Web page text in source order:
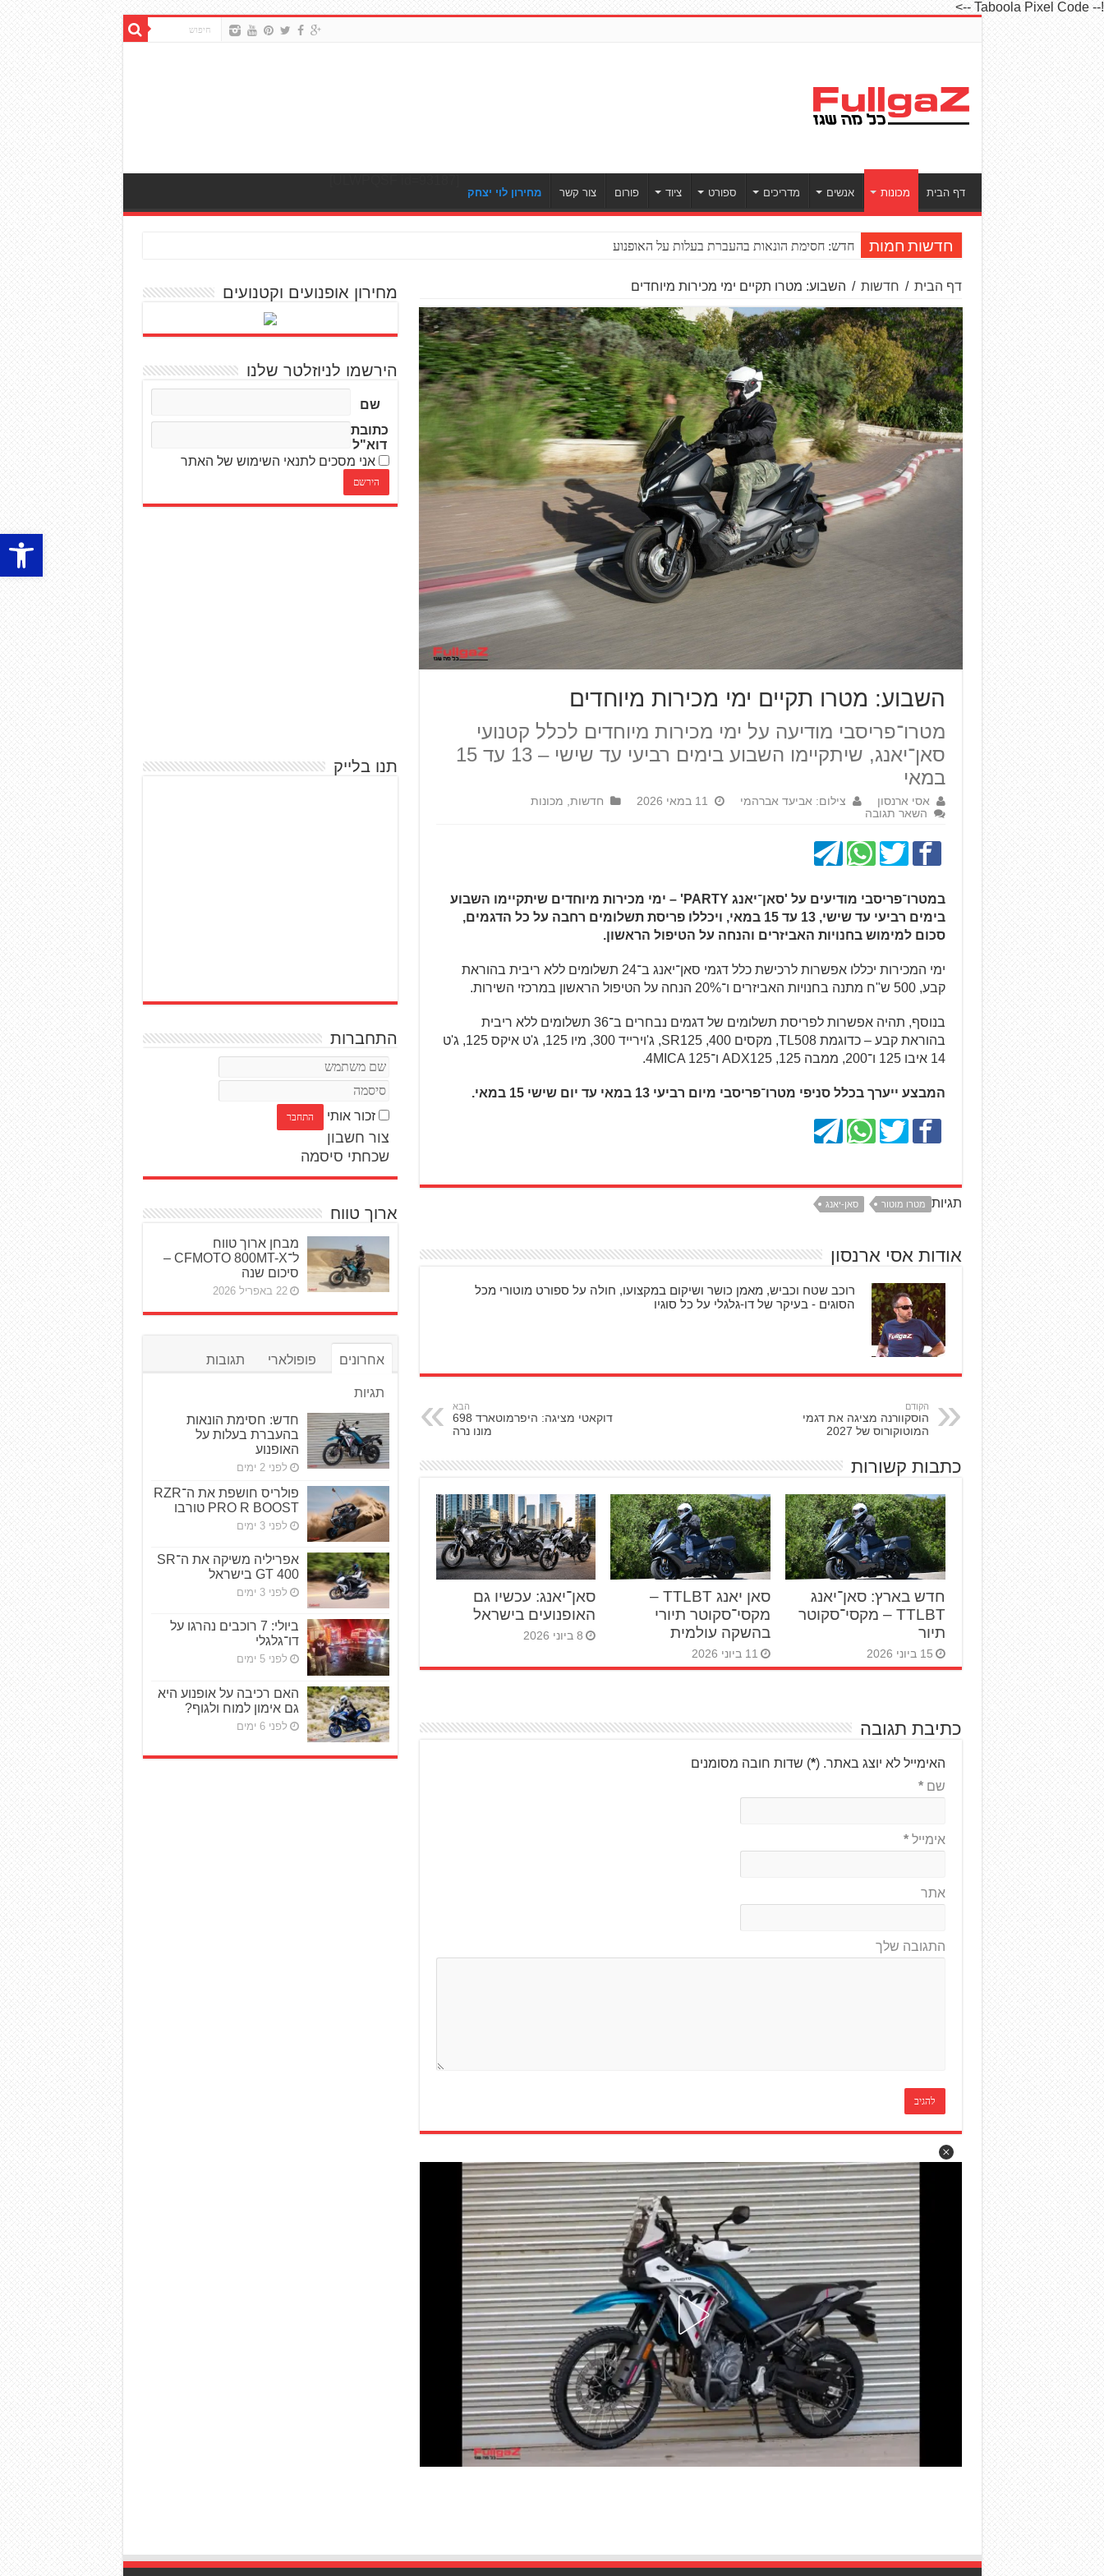
פתח
!-- Taboola Pixel Code -->
דף הבית מכונות אנשים מדריכים ספורט ציוד פורום צור קשר מחירון לוי יצחק
חדשות חמות חדש: חסימת הונאות בהעברת בעלות על האופנוע
דף הבית / חדשות / השבוע: מטרו תקיים ימי מכירות מיוחדים
השבוע: מטרו תקיים ימי מכירות מיוחדים
מטרו־פריסבי מודיעה על ימי מכירות מיוחדים לכלל קטנועי
סאן־יאנג, שיתקיימו השבוע בימים רביעי עד שישי – 13 עד 15
במאי
אסי ארנסון צילום: אביעד אברהמי 11 במאי 2026 חדשות, מכונות
השאר תגובה
במטרו־פריסבי מודיעים על 'סאן־יאנג PARTY' – ימי מכירות מיוחדים שיתקיימו השבוע
בימים רביעי עד שישי, 13 עד 15 במאי, ויכללו פריסת תשלומים רחבה על כל הדגמים,
סכום למימוש בחנויות האביזרים והנחה על הטיפול הראשון.
ימי המכירות יכללו אפשרות לרכישת כלל דגמי סאן־יאנג ב־24 תשלומים ללא ריבית בהוראת
קבע, 500 ש"ח מתנה בחנויות האביזרים ו־20% הנחה על הטיפול הראשון במרכזי השירות.
בנוסף, תהיה אפשרות לפריסת תשלומים של דגמים נבחרים ב־36 תשלומים ללא ריבית
בהוראת קבע – כדוגמת TL508, מקסים 400, SR125, ג'וירייד 300, מיו 125, ג'ט איקס 125, ג'ט
14 איבו 125 ו־200, ממבה 125, ADX125 ו־4MICA 125.
המבצע ייערך בכלל סניפי מטרו־פריסבי מיום רביעי 13 במאי עד יום שישי 15 במאי.
תגיות מטרו מוטור סאן-יאנג
אודות אסי ארנסון
רוכב שטח וכביש, מאמן כושר ושיקום במקצועו, חולה על ספורט מוטורי מכל
הסוגים - בעיקר של דו-גלגלי על כל סוגיו
הקודם
הוסקוורנה מציגה את דגמי
המוטוקורוס של 2027
הבא
דוקאטי מציגה: היפרמוטארד 698
מונו נרה
כתבות קשורות
חדש בארץ: סאן־יאנג
TTLBT – מקסי־סקוטר
תיור
15 ביוני 2026
סאן יאנג TTLBT –
מקסי־סקוטר תיורי
בהשקה עולמית
11 ביוני 2026
סאן־יאנג: עכשיו גם
האופנועים בישראל
8 ביוני 2026
כתיבת תגובה
האימייל לא יוצג באתר. (
*) שדות חובה מסומנים
שם*
אימייל*
אתר
התגובה שלך
מחירון אופנועים וקטנועים
הירשמו לניוזלטר שלנו
שם
כתובת
דוא"ל
אני מסכים לתנאי השימוש של האתר
תנו בלייק
התחברות
זכור אותי
צור חשבון
שכחתי סיסמה
ארוך טווח
מבחן ארוך טווח
ל־CFMOTO 800MT-X –
סיכום שנה
22 באפריל 2026
אחרונים פופולארי תגובות
תגיות
חדש: חסימת הונאות
בהעברת בעלות על
האופנוע
לפני 2 ימים
פולריס חושפת את ה־RZR
PRO R BOOST טורבו
לפני 3 ימים
אפריליה משיקה את ה־SR
GT 400 בישראל
לפני 3 ימים
ביולי: 7 רוכבים נהרגו על
דו־גלגלי
לפני 5 ימים
האם רכיבה על אופנוע היא
גם אימון למוח ולגוף?
לפני 6 ימים